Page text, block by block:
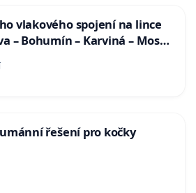
vlakového spojení na lince
– Bohumín – Karviná – Mosty
řešení pro kočky